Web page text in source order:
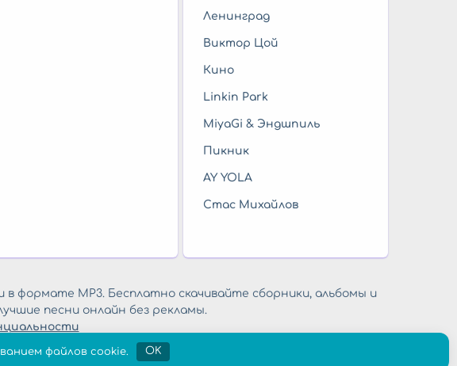
Ленинград
Виктор Цой
Кино
Linkin Park
MiyaGi & Эндшпиль
Пикник
AY YOLA
Стас Михайлов
в формате MP3. Бесплатно скачивайте сборники, альбомы и
песни онлайн без рекламы.
файлов cookie. OK